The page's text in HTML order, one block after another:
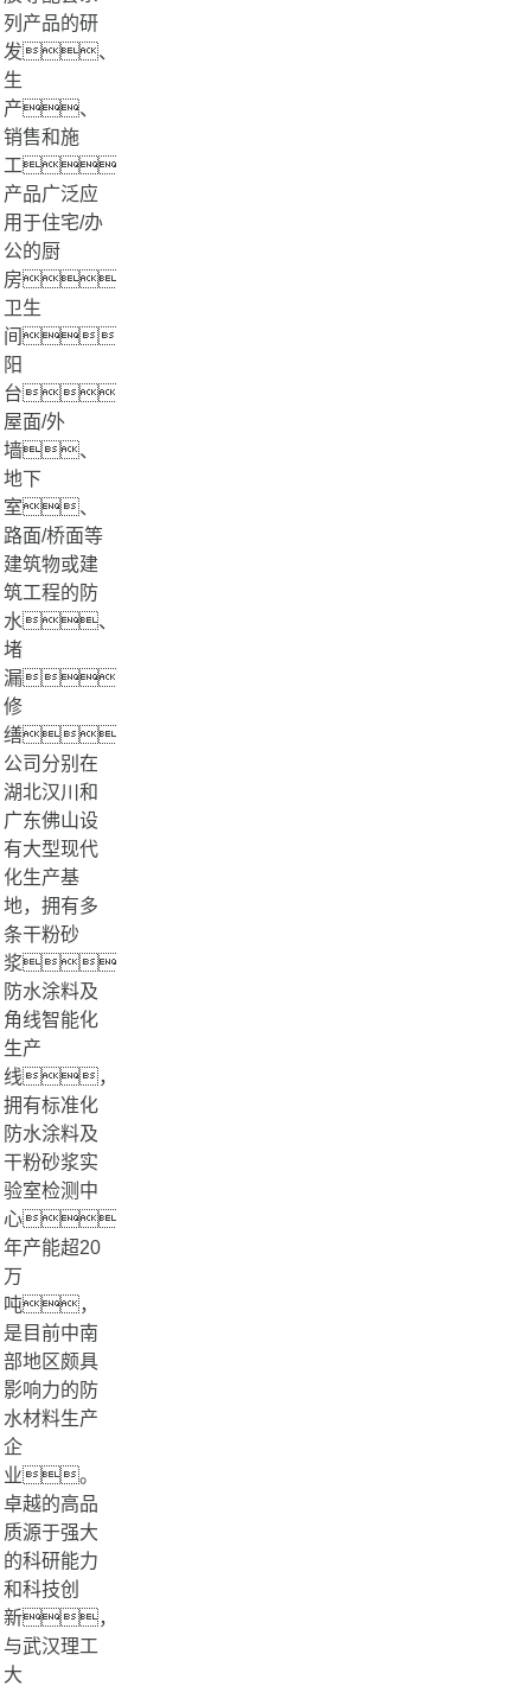
列产品的研
发、
生
产、
销售和施
工，
产品广泛应
用于住宅/办
公的厨
房、
卫生
间、
阳
台，
屋面/外
墙、
地下
室、
路面/桥面等
建筑物或建
筑工程的防
水、
堵
漏、
修
缮。
公司分别在
湖北汉川和
广东佛山设
有大型现代
化生产基
地，拥有多
条干粉砂
浆、
防水涂料及
角线智能化
生产
线，
拥有标准化
防水涂料及
干粉砂浆实
验室检测中
心。
年产能超20
万
吨，
是目前中南
部地区颇具
影响力的防
水材料生产
企
业。
卓越的高品
质源于强大
的科研能力
和科技创
新，
与武汉理工
大